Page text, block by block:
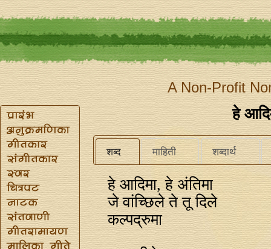
A Non-Profit
हे
शब्द माहिती शब्दार्थ
हे आदिमा, हे अंतिमा
जे वांच्छिले ते तू दिले
कल्पद्रुमा